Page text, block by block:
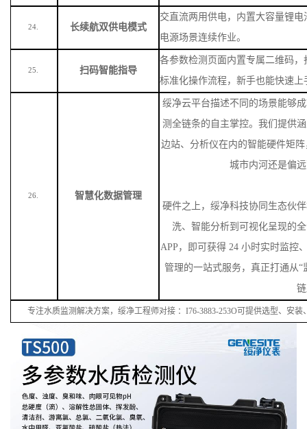
24. 长续航双供电模式
交直流两用供电，内置大容量锂电
电源场景连续作业。
25. 扫码智能指导
各参数检测页面内置专属二维码
标准化操作流程，新手也能快速上
26. 智慧化数据管理
绥净云平台描述不同的场景能够
测全链条的自主掌控。我们提供
边站、分析仪在内的智能硬件矩
城市内河还是偏
硬件之上，绥净科技协同生态伙
洗、智能分析到可视化呈现的
APP，即可获得 24 小时实时监控
管理的一站式服务，真正打通从“
专注水质监测解决方案，绥净工程师对接 ：I76-3883-253O可提供选型、安装